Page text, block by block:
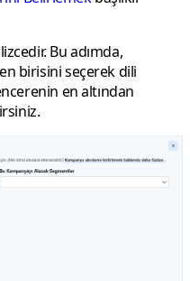
Bu adımda,
birisini seçerek dili
en altından